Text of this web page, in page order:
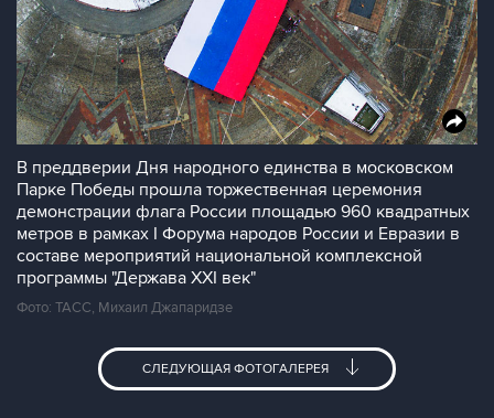
В преддверии Дня народного единства в московском
Парке Победы прошла торжественная церемония
демонстрации флага России площадью 960 квадратных
метров в рамках I Форума народов России и Евразии в
составе мероприятий национальной комплексной
программы "Держава XXI век"
Фото: ТАСС, Михаил Джапаридзе
СЛЕДУЮЩАЯ ФОТОГАЛЕРЕЯ